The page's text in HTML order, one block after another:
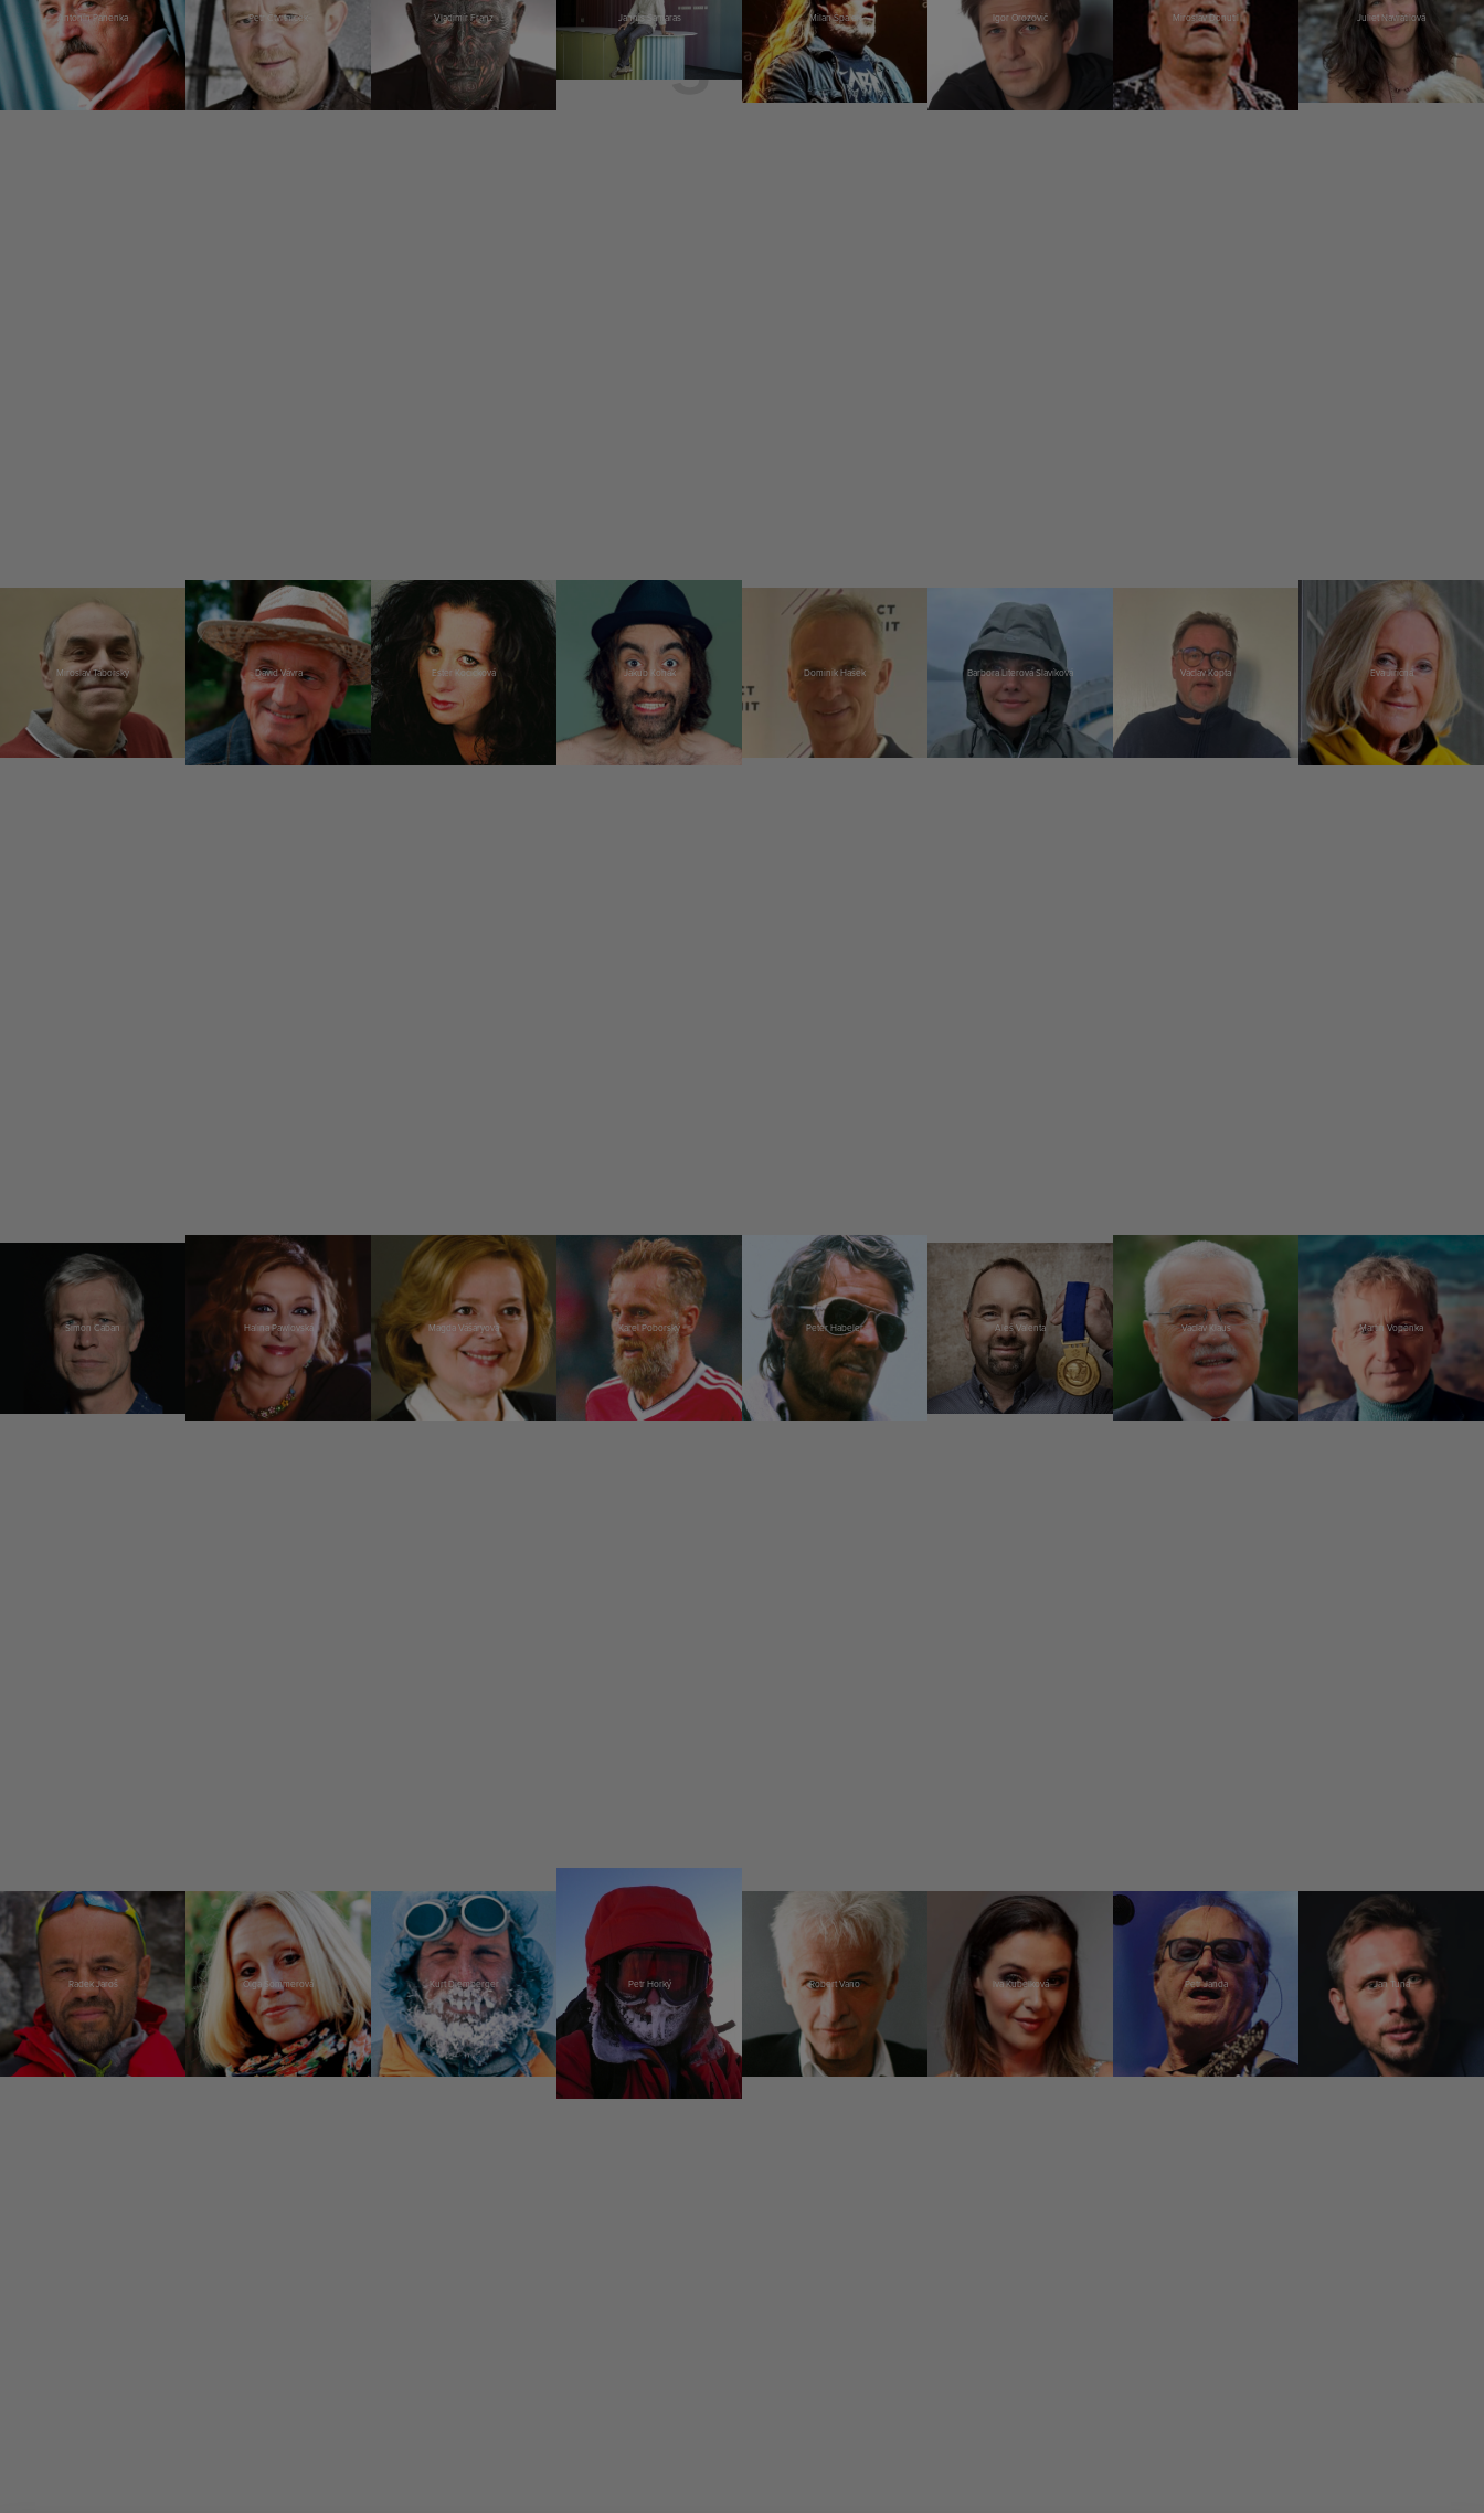
Antonín Panenka Petr Čtvrtníček Vladimír Franz Jannis Samaras Milan Špalek Igor Orozovič Miroslav Donutil Juliet Navrátilová
Miroslav Táborský David Vávra Ester Kočičková Jakub Kohák Dominik Hašek Barbora Literová Slavíková Václav Kopta Eva Jiřičná
Šimon Caban Halina Pawlovská Magda Vášáryová Karel Poborský Peter Habeler Aleš Valenta Václav Klaus Martin Vopěnka
Radek Jaroš Olga Sommerová Kurt Diemberger Petr Horký Robert Vano Iva Kubelková Petr Janda Jan Tuna